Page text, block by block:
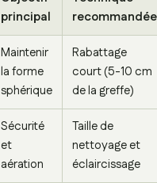
principal
recommandée
Maintenir
la forme
sphérique
Rabattage
court (5-10 cm
de la greffe)
Sécurité
et
aération
Taille de
nettoyage et
éclaircissage